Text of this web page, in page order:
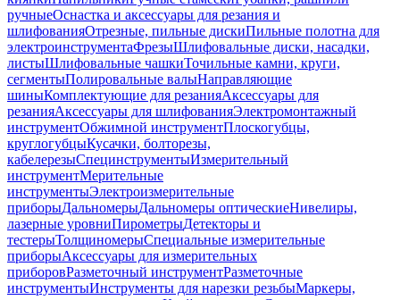
ручныеОснастка и аксессуары для резания и
шлифованияОтрезные, пильные дискиПильные полотна для
электроинструментаФрезыШлифовальные диски, насадки,
листыШлифовальные чашкиТочильные камни, круги,
сегментыПолировальные валыНаправляющие
шиныКомплектующие для резанияАксессуары для
резанияАксессуары для шлифованияЭлектромонтажный
инструментОбжимной инструментПлоскогубцы,
круглогубцыКусачки, болторезы,
кабелерезыСпецинструментыИзмерительный
инструментМерительные
инструментыЭлектроизмерительные
приборыДальномерыДальномеры оптическиеНивелиры,
лазерные уровниПирометрыДетекторы и
тестерыТолщиномерыСпециальные измерительные
приборыАксессуары для измерительных
приборовРазметочный инструментРазметочные
инструментыИнструменты для нарезки резьбыМаркеры,